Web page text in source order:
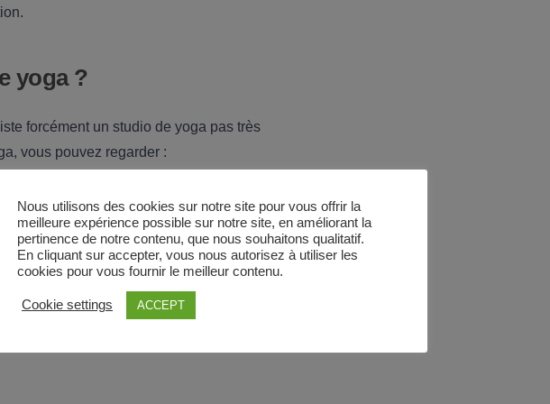
yoga ?
forcément un studio de yoga pas très
vous pouvez regarder :
avis s’il y en a.
barre de recherches « yoga » + votre ville
Nous utilisons des cookies sur notre site pour vous offrir la
meilleure expérience possible sur notre site, en améliorant la
pertinence de notre contenu, que nous souhaitons qualitatif.
En cliquant sur accepter, vous nous autorisez à utiliser les
cookies pour vous fournir le meilleur contenu.
Cookie settings ACCEPT